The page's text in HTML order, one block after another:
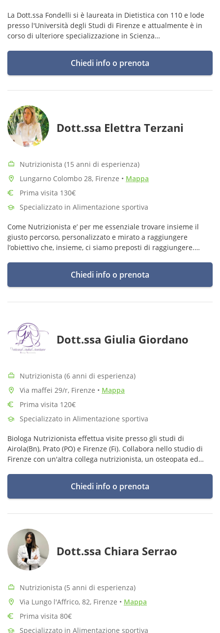
La Dott.ssa Fondelli si è laureata in Dietistica con 110 e lode
presso l'Università degli Studi di Firenze e attualmente è in
corso di ulteriore specializzazione in Scienza
Chiedi info o prenota
Dott.ssa Elettra Terzani
Nutrizionista (15 anni di esperienza)
Lungarno Colombo 28, Firenze • Mappa
Prima visita 130€
Specializzato in Alimentazione sportiva
Come Nutrizionista e’ per me essenziale trovare insieme il
giusto percorso, personalizzato e mirato a raggiungere
l’obiettivo che, insieme, ci siamo preposti di raggiungere.
Chiedi info o prenota
Dott.ssa Giulia Giordano
Nutrizionista (6 anni di esperienza)
Via maffei 29/r, Firenze • Mappa
Prima visita 120€
Specializzato in Alimentazione sportiva
Biologa Nutrizionista effettua visite presso gli studi di
Airola(Bn), Prato (PO) e Firenze (Fi). Collabora nello studio di
Firenze con un'altra collega nutrizionista, un osteopata ed
Chiedi info o prenota
Dott.ssa Chiara Serrao
Nutrizionista (5 anni di esperienza)
Via Lungo l'Affrico, 82, Firenze • Mappa
Prima visita 80€
Specializzato in Alimentazione sportiva